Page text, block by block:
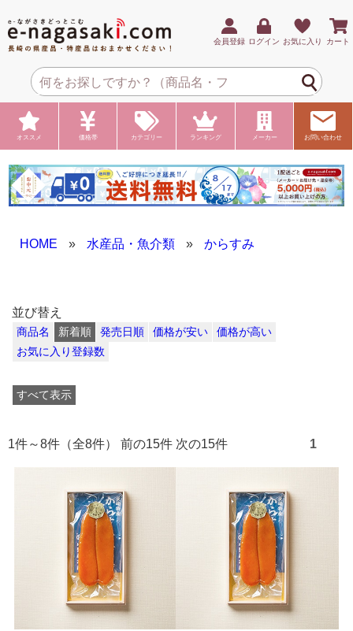
会員登録 ログイン お気に入り カート
オススメ 価格帯 カテゴリー ランキング メーカー お問い合わせ
HOME » 水産品・魚介類 » からすみ
並び替え
商品名 新着順 発売日順 価格が安い
価格が高い
お気に入り登録数
すべて表示
1件～8件（全8件） 前の15件 次の15件 1